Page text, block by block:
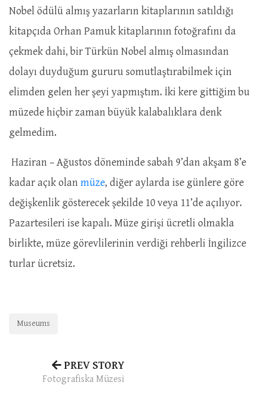
Nobel ödülü almış yazarların kitaplarının satıldığı
kitapçıda Orhan Pamuk kitaplarının fotoğrafını da
çekmek dahi, bir Türkün Nobel almış olmasından
dolayı duyduğum gururu somutlaştırabilmek için
elimden gelen her şeyi yapmıştım. İki kere gittiğim bu
müzede hiçbir zaman büyük kalabalıklara denk
gelmedim.
Haziran – Ağustos döneminde sabah 9’dan akşam 8’e
kadar açık olanmüze, diğer aylarda ise günlere göre
değişkenlik gösterecek şekilde 10 veya 11’de açılıyor.
Pazartesileri ise kapalı. Müze girişi ücretli olmakla
birlikte, müze görevlilerinin verdiği rehberli İngilizce
turlar ücretsiz.
Museums
PREV STORY
Fotografiska Müzesi